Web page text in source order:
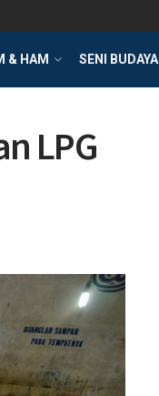
& HAM SENI BUDAYA
LPG